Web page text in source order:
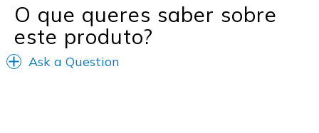
O que queres saber sobre
este produto?
Ask a Question